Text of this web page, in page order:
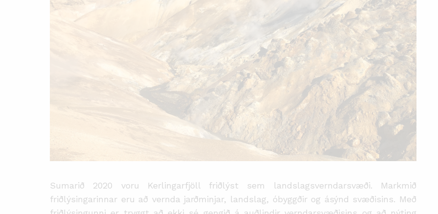
Sumarið 2020 voru Kerlingarfjöll friðlýst sem landslagsverndarsvæði. Markmið
friðlýsingarinnar eru að vernda jarðminjar, landslag, óbyggðir og ásýnd svæðisins. Með